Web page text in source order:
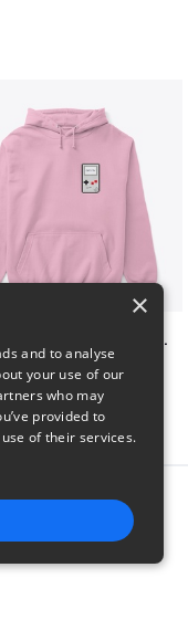
Persian Cat watching Cats TV
$7
×
and to analyse
your use of our
who may
provided to
of their services.